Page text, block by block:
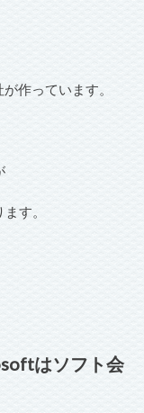
作っています。
す。
はソフト会